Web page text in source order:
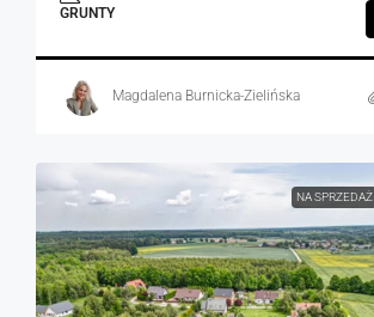
GRUNTY
Magdalena Burnicka-Zielińska
NA SPRZEDAŻ